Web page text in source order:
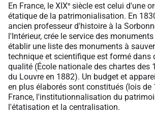
En France, le XIXe siècle est celui d'une
étatique de la patrimonialisation. En
ancien professeur d'histoire à la
l'Intérieur, crée le service des
établir une liste des monuments à
technique et scientifique est formé dans
qualité (École nationale des chartes des
du Louvre en 1882). Un budget et
en plus élaborés sont constitués (lois de
France, l'institutionnalisation du
l'étatisation et la centralisation.